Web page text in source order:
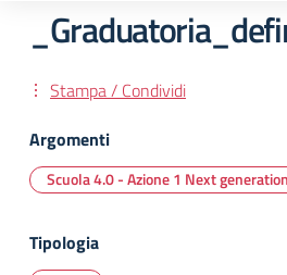
Stampa / Condividi
Argomenti
Scuola 4.0 - Azione 1 Next
Tipologia